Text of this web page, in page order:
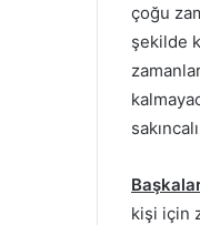
çoğu
şekilde
kişi için